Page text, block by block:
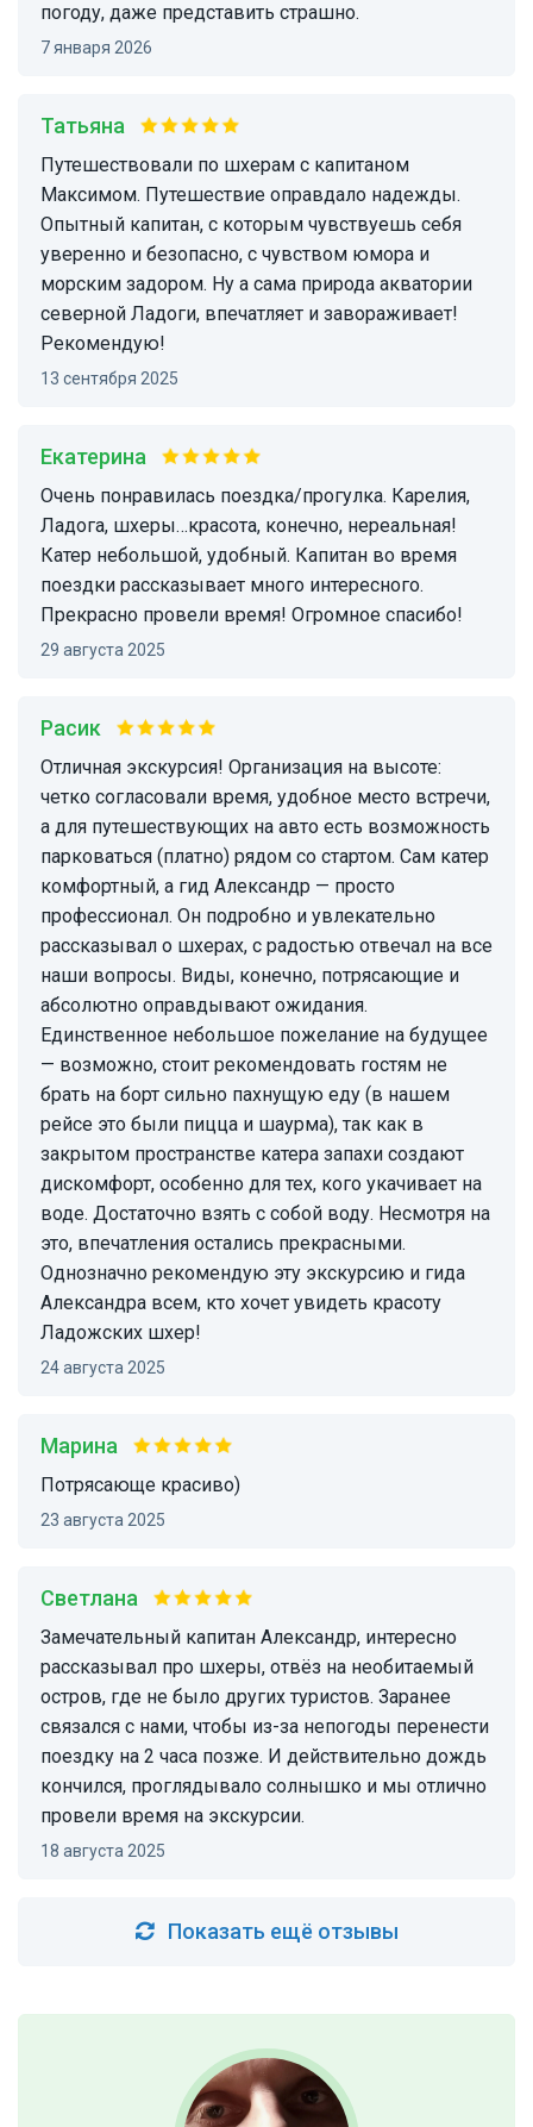
погоду, даже представить страшно.
7 января 2026
Татьяна
Путешествовали по шхерам с капитаном
Максимом. Путешествие оправдало надежды.
Опытный капитан, с которым чувствуешь себя
уверенно и безопасно, с чувством юмора и
морским задором. Ну а сама природа акватории
северной Ладоги, впечатляет и завораживает!
Рекомендую!
13 сентября 2025
Екатерина
Очень понравилась поездка/прогулка. Карелия,
Ладога, шхеры…красота, конечно, нереальная!
Катер небольшой, удобный. Капитан во время
поездки рассказывает много интересного.
Прекрасно провели время! Огромное спасибо!
29 августа 2025
Расик
Отличная экскурсия! Организация на высоте:
четко согласовали время, удобное место встречи,
а для путешествующих на авто есть возможность
парковаться (платно) рядом со стартом. Сам катер
комфортный, а гид Александр — просто
профессионал. Он подробно и увлекательно
рассказывал о шхерах, с радостью отвечал на все
наши вопросы. Виды, конечно, потрясающие и
абсолютно оправдывают ожидания.
Единственное небольшое пожелание на будущее
— возможно, стоит рекомендовать гостям не
брать на борт сильно пахнущую еду (в нашем
рейсе это были пицца и шаурма), так как в
закрытом пространстве катера запахи создают
дискомфорт, особенно для тех, кого укачивает на
воде. Достаточно взять с собой воду. Несмотря на
это, впечатления остались прекрасными.
Однозначно рекомендую эту экскурсию и гида
Александра всем, кто хочет увидеть красоту
Ладожских шхер!
24 августа 2025
Марина
Потрясающе красиво)
23 августа 2025
Светлана
Замечательный капитан Александр, интересно
рассказывал про шхеры, отвёз на необитаемый
остров, где не было других туристов. Заранее
связался с нами, чтобы из-за непогоды перенести
поездку на 2 часа позже. И действительно дождь
кончился, проглядывало солнышко и мы отлично
провели время на экскурсии.
18 августа 2025
Показать ещё отзывы